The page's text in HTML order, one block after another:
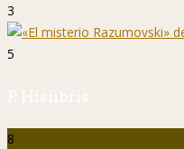
3
5
P. Hislibris
8